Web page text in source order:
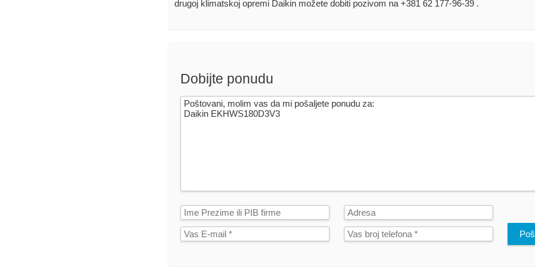
drugoj klimatskoj opremi Daikin možete dobiti pozivom na +381 62 177-96-39 .
Dobijte ponudu